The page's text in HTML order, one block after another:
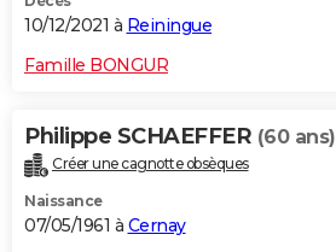
10/12/2021 à Reiningue
Famille BONGUR
Philippe SCHAEFFER (60 ans)
Créer une cagnotte obsèques
Naissance
07/05/1961 à Cernay